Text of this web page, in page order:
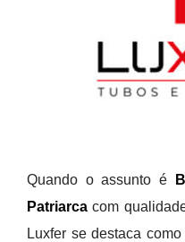
Quando o assunto é
Patriarca com
Luxfer se destaca